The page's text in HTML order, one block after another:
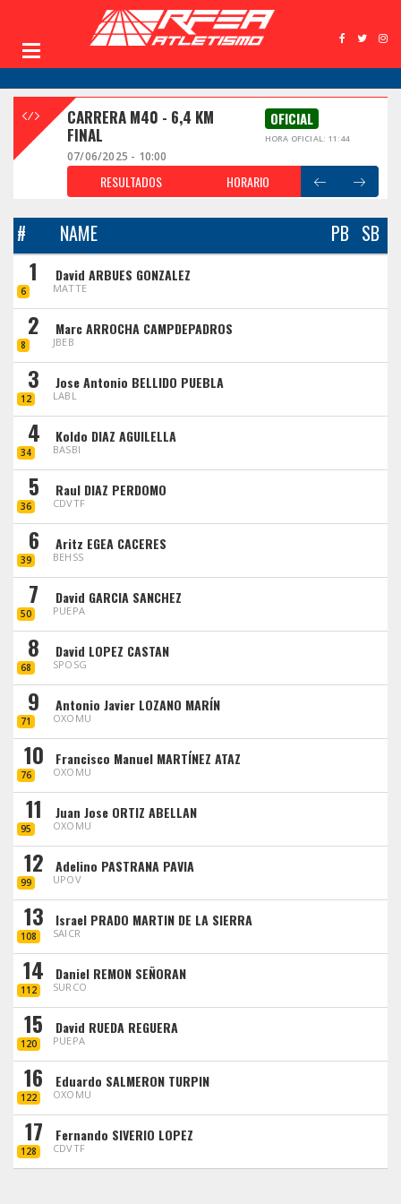
CARRERA M40 - 6,4 KM
FINAL
OFICIAL
HORA OFICIAL: 11:44
07/06/2025 - 10:00
RESULTADOS HORARIO
# NAME PB SB
1
6
David ARBUES GONZALEZ
MATTE
2
8
Marc ARROCHA CAMPDEPADROS
JBEB
3
12
Jose Antonio BELLIDO PUEBLA
LABL
4
34
Koldo DIAZ AGUILELLA
BASBI
5
36
Raul DIAZ PERDOMO
CDVTF
6
39
Aritz EGEA CACERES
BEHSS
7
50
David GARCIA SANCHEZ
PUEPA
8
68
David LOPEZ CASTAN
SPOSG
9
71
Antonio Javier LOZANO MARÍN
OXOMU
10
76
Francisco Manuel MARTÍNEZ ATAZ
OXOMU
11
95
Juan Jose ORTIZ ABELLAN
OXOMU
12
99
Adelino PASTRANA PAVIA
UPOV
13
108
Israel PRADO MARTIN DE LA SIERRA
SAICR
14
112
Daniel REMON SEÑORAN
SURCO
15
120
David RUEDA REGUERA
PUEPA
16
122
Eduardo SALMERON TURPIN
OXOMU
17
128
Fernando SIVERIO LOPEZ
CDVTF